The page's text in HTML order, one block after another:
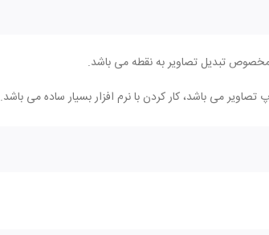
می باشد، کار کردن با نرم افزار بسیار ساده می باشد.